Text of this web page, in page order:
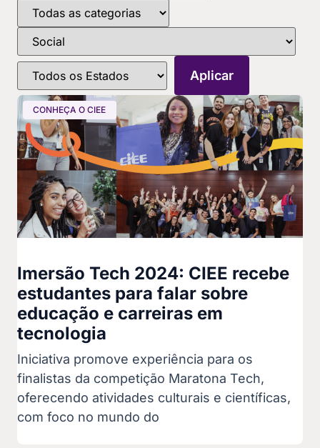
CONHEÇA O CIEE
Imersão Tech 2024: CIEE recebe
estudantes para falar sobre
educação e carreiras em
tecnologia
Iniciativa promove experiência para os
finalistas da competição Maratona Tech,
oferecendo atividades culturais e científicas,
com foco no mundo do